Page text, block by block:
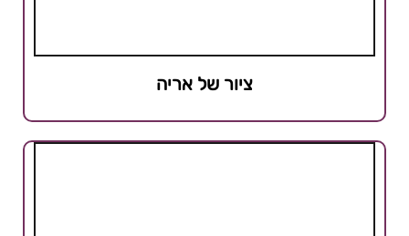
ציור של אריה